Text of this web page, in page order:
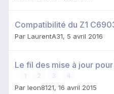
Compatibilité du Z1
Par LaurentA31, 5 avril 2016
Le fil des mise à jour
Par leon8121, 16 avril 2015